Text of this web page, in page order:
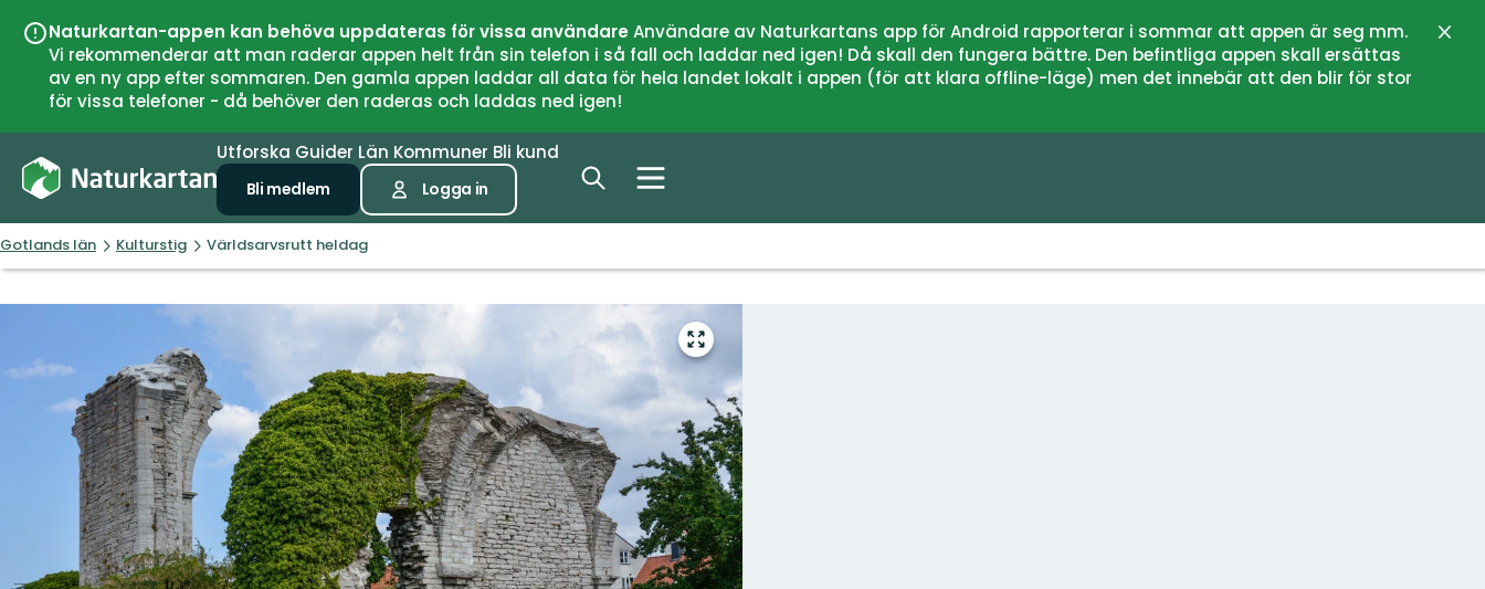
Naturkartan-appen kan behöva uppdateras för vissa användareAnvändare av Naturkartans app för Android rapporterar i sommar att appen är seg mm.
Vi rekommenderar att man raderar appen helt från sin telefon i så fall och laddar ned igen! Då skall den fungera bättre. Den befintliga appen skall ersättas
av en ny app efter sommaren. Den gamla appen laddar all data för hela landet lokalt i appen (för att klara offline-läge) men det innebär att den blir för stor
för vissa telefoner - då behöver den raderas och laddas ned igen!
Utforska Guider Län Kommuner Bli kund
Bli medlem Logga in
Gotlands län Kulturstig Världsarvsrutt heldag
Gå
till
helskärmsläge